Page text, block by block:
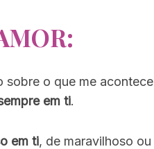
sobre o que me acontece
em ti.
em ti, de maravilhoso ou